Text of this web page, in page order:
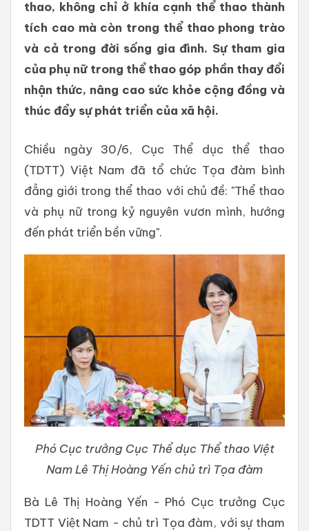
thao, không chỉ ở khía cạnh thể thao thành
tích cao mà còn trong thể thao phong trào
và cả trong đời sống gia đình. Sự tham gia
của phụ nữ trong thể thao góp phần thay đổi
nhận thức, nâng cao sức khỏe cộng đồng và
thúc đẩy sự phát triển của xã hội.
Chiều ngày 30/6, Cục Thể dục thể thao
(TDTT) Việt Nam đã tổ chức Tọa đàm bình
đẳng giới trong thể thao với chủ đề: "Thể thao
và phụ nữ trong kỷ nguyên vươn mình, hướng
đến phát triển bền vững".
Phó Cục trưởng Cục Thể dục Thể thao Việt
Nam Lê Thị Hoàng Yến chủ trì Tọa đàm
Bà Lê Thị Hoàng Yến - Phó Cục trưởng Cục
TDTT Việt Nam - chủ trì Tọa đàm, với sự tham